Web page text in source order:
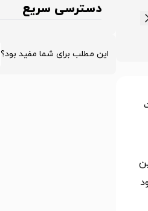
دسترسی سریع
این مطلب برای شما مفید بود؟